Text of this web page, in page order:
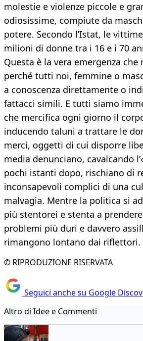
molestie e violenze piccole e
odiosissime, compiute da
potere. Secondo l’Istat, le
milioni di donne tra i 16 e i 70
Questa è la vera emergenza
perché tutti noi, femmine o
a conoscenza direttamente o
fattacci simili. E tutti siamo
che mercifica ogni giorno il
inducendo taluni a trattare le
merci, oggetti di cui disporre
media denunciano, cavalcando
pochi istanti dopo, rischiano di
inconsapevoli complici di una
malvagia. Mentre la politica si
più stentorei e stenta a
problemi più duri e davvero
rimangono lontano dai riflettori.
© RIPRODUZIONE RISERVATA
Seguici anche su Google
Altro di Idee e Commenti